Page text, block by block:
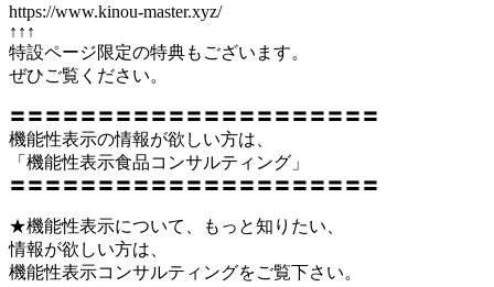
https://www.kinou-master.xyz/
↑↑↑
特設ページ限定の特典もございます。
ぜひご覧ください。
〓〓〓〓〓〓〓〓〓〓〓〓〓〓〓〓〓〓〓〓〓
機能性表示の情報が欲しい方は、
「機能性表示食品コンサルティング」
〓〓〓〓〓〓〓〓〓〓〓〓〓〓〓〓〓〓〓〓〓
★機能性表示について、もっと知りたい、
情報が欲しい方は、
機能性表示コンサルティングをご覧下さい。